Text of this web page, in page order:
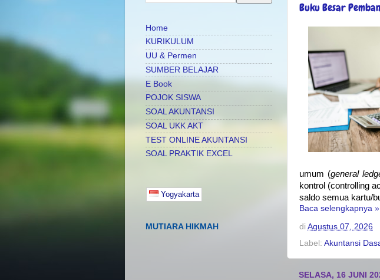
Buku Besar
umum (general
kontrol (controlling
saldo semua kartu/
Baca selengkapnya »
di Agustus 07, 2026
Label: Akuntansi
SELASA, 16 JUNI
Home
KURIKULUM
UU & Permen
SUMBER BELAJAR
E Book
POJOK SISWA
SOAL AKUNTANSI
SOAL UKK AKT
TEST ONLINE AKUNTANSI
SOAL PRAKTIK EXCEL
Yogyakarta
MUTIARA HIKMAH